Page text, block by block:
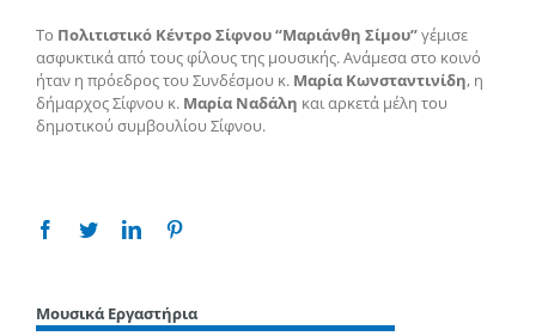
Το Πολιτιστικό Κέντρο Σίφνου “Μαριάνθη Σίμου”γέμισε
ασφυκτικά από τους φίλους της μουσικής. Ανάμεσα στο κοινό
ήταν η πρόεδρος του Συνδέσμου κ. Μαρία Κωνσταντινίδη, η
δήμαρχος Σίφνου κ. Μαρία Ναδάλη και αρκετά μέλη του
δημοτικού συμβουλίου Σίφνου.
Facebook
TwitterLinkedin
Μουσικά Εργαστήρια